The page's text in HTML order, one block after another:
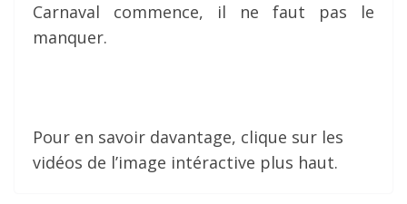
Carnaval commence, il ne faut pas le
manquer.
Pour en savoir davantage, clique sur les
vidéos de l’image intéractive plus haut.